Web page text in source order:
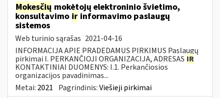
Mokesčių mokėtojų elektroninio švietimo,
konsultavimo ir informavimo paslaugų
sistemos
Web turinio sąrašas 2021-04-16
INFORMACIJA APIE PRADEDAMUS PIRKIMUS Paslaugų
pirkimai I. PERKANČIOJI ORGANIZACIJA, ADRESAS IR
KONTAKTINIAI DUOMENYS: I.1. Perkančiosios
organizacijos pavadinimas...
Metai: 2021 Pagrindinis:Viešieji pirkimai